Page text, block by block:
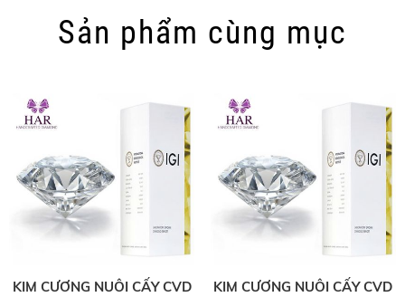
Sản phẩm cùng mục
KIM CƯƠNG NUÔI CẤY CVD
KIM CƯƠNG NUÔI CẤY CVD